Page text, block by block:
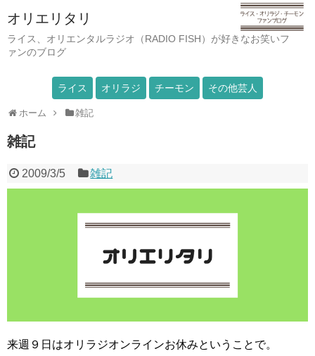
オリエリタリ
ライス、オリエンタルラジオ（RADIO FISH）が好きなお笑いフ
ァンのブログ
ライス オリラジ チーモン その他芸人
ホーム 雑記
雑記
2009/3/5 雑記
来週９日はオリラジオンラインお休みということで。